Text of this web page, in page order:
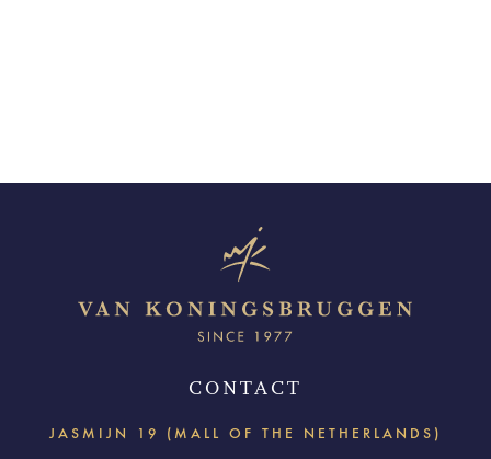
CONTACT
JASMIJN 19 (MALL OF THE NETHERLANDS)